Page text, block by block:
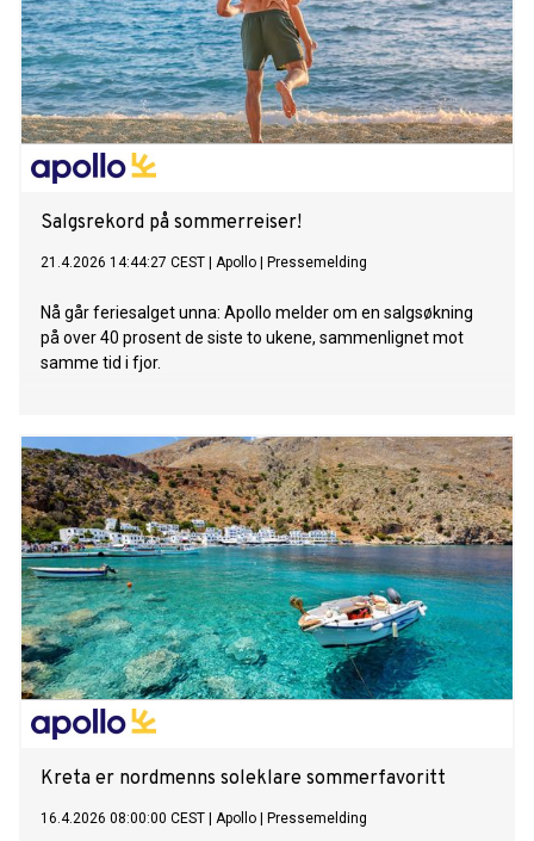
Salgsrekord på sommerreiser!
21.4.2026 14:44:27 CEST Apollo Pressemelding
Nå går feriesalget unna: Apollo melder om en salgsøkning
på over 40 prosent de siste to ukene, sammenlignet mot
samme tid i fjor.
Kreta er nordmenns soleklare sommerfavoritt
16.4.2026 08:00:00 CEST Apollo Pressemelding